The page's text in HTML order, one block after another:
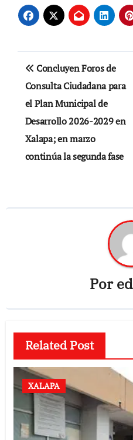
Navegación
de
entradas
Concluyen Foros de
Consulta Ciudadana para
el Plan Municipal de
Desarrollo 2026-2029 en
Xalapa; en marzo
continúa la segunda fase
Por
Related Post
XALAPA